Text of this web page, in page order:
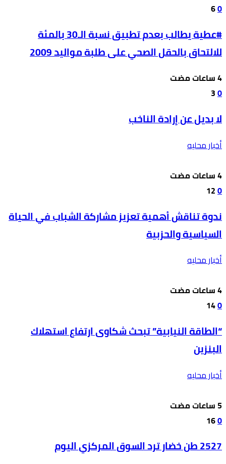
0
6
#عطية يطالب بعدم تطبيق نسبة الـ30 بالمئة
للالتحاق بالحقل الصحي على طلبة مواليد 2009
0
3
لا بديل عن إرادة الناخب
أخبار محليه
0
12
ندوة تناقش أهمية تعزيز مشاركة الشباب في الحياة
السياسية والحزبية
أخبار محليه
0
14
“الطاقة النيابية” تبحث شكاوى ارتفاع استهلاك
البنزين
أخبار محليه
0
16
2527 طن خضار ترد السوق المركزي اليوم